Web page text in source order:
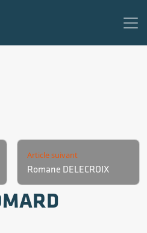
Article suivant
Romane DELECROIX